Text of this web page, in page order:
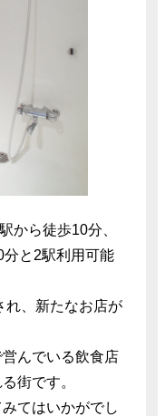
から徒歩10分、
と2駅利用可能
れ、新たなお店が
んでいる飲食店
街です。
てはいかがでし